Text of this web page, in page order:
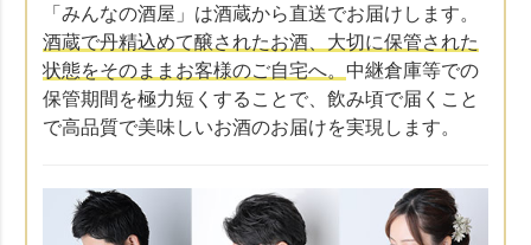
「みんなの酒屋」は酒蔵から直送でお届けします。
酒蔵で丹精込めて醸されたお酒、大切に保管された
状態をそのままお客様のご自宅へ。 中継倉庫等での
保管期間を極力短くすることで、飲み頃で届くこと
で高品質で美味しいお酒のお届けを実現します。